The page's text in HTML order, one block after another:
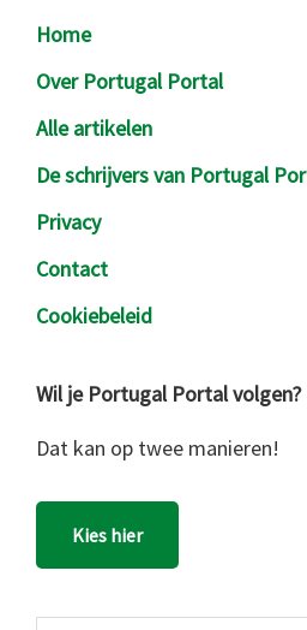
Footer
Home
Over Portugal Portal
Alle artikelen
De schrijvers van Portugal
Privacy
Contact
Cookiebeleid
Wil je Portugal Portal volgen?
Dat kan op twee manieren!
Kies hier